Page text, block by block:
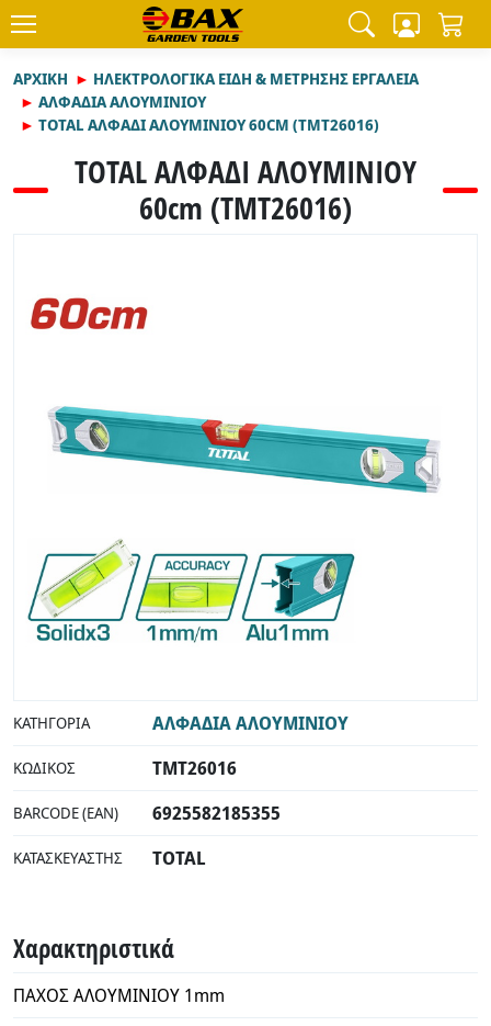
ΑΡΧΙΚΉ
ΗΛΕΚΤΡΟΛΟΓΙΚΑ ΕΙΔΗ & ΜΕΤΡΗΣΗΣ ΕΡΓΑΛΕΙΑ
ΑΛΦΑΔΙΑ ΑΛΟΥΜΙΝΙΟΥ
TOTAL ΑΛΦΑΔΙ ΑΛΟΥΜΙΝΙΟΥ 60CM (TMT26016)
TOTAL ΑΛΦΑΔΙ ΑΛΟΥΜΙΝΙΟΥ
60cm (TMT26016)
ΚΑΤΗΓΟΡΊΑ ΑΛΦΑΔΙΑ ΑΛΟΥΜΙΝΙΟΥ
ΚΩΔΙΚΌΣ TMT26016
BARCODE (EAN) 6925582185355
ΚΑΤΑΣΚΕΥΑΣΤΉΣ TOTAL
Χαρακτηριστικά
ΠΑΧΟΣ ΑΛΟΥΜΙΝΙΟΥ 1mm